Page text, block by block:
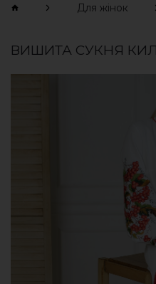
Для жінок
ВИШИТА СУКНЯ